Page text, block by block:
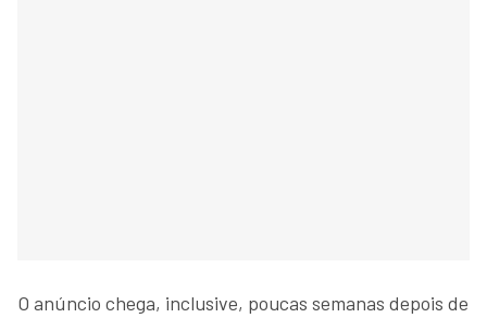
O anúncio chega, inclusive, poucas semanas depois de